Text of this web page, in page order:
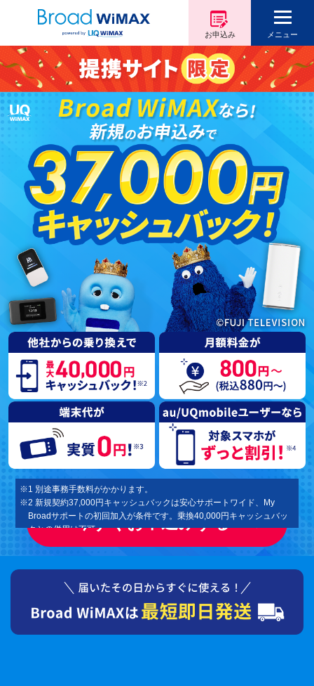
お申込み メニュー
今すぐお申込みする
※1 別途事務手数料がかかります。
※2 新規契約37,000円キャッシュバックは安心サポートワイド、My
Broadサポートの初回加入が条件です。乗換40,000円キャッシュバッ
クとの併用は不可。
※3 契約解除料還元のお乗換えキャンペーンの最大40,000円（非課税）
となります。新規契約37,000円キャッシュバックとの併用は不可。
※4 端末代は 一括払いと分割払い（税込1,210円×36回）が選択可能で
す。端末代割引として1,210円/月を36ヶ月割引させていただきます。
ご解約の時点で端末残積分がある場合は端末残積分を一括にてお支払
いいただきます。
※5 スマートバリューはKDDI提供。お申込みが必要となります。
※6 当日発送は平日12時までの受付分となります。日曜・祝日は配送を